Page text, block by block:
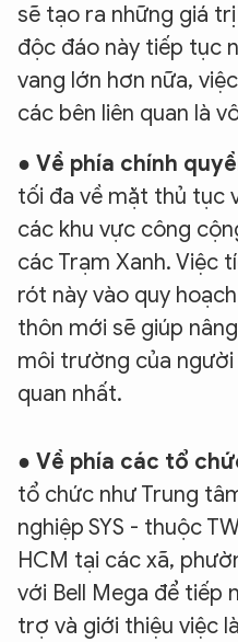
sẽ tạo ra những giá
độc đáo này tiếp tục
vang lớn hơn nữa,
các bên liên quan là
● Về phía chính
tối đa về mặt thủ tục
các khu vực công
các Trạm Xanh. Việc
rót này vào quy
thôn mới sẽ giúp
môi trường của
quan nhất.
● Về phía các tổ
tổ chức như Trung
nghiệp SYS - thuộc
HCM tại các xã,
với Bell Mega để tiếp
trợ và giới thiệu việc